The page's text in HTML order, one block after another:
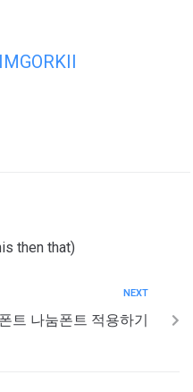
then that)
NEXT
트 나눔폰트 적용하기